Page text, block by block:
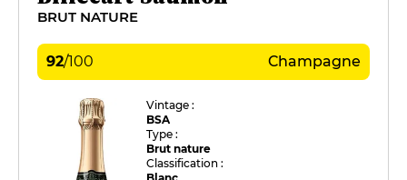
BRUT NATURE
92/100 Champagne
Vintage :
BSA
Type :
Brut nature
Classification :